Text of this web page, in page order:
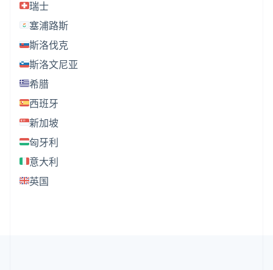
瑞士
塞浦路斯
斯洛伐克
斯洛文尼亚
希腊
西班牙
新加坡
匈牙利
意大利
英国